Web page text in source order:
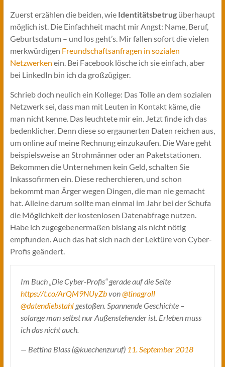
Zuerst erzählen die beiden, wie Identitätsbetrugüberhaupt
möglich ist. Die Einfachheit macht mir Angst: Name, Beruf,
Geburtsdatum – und los geht’s. Mir fallen sofort die vielen
merkwürdigen Freundschaftsanfragen in sozialen
Netzwerken ein. Bei Facebook lösche ich sie einfach, aber
bei LinkedIn bin ich da großzügiger.
Schrieb doch neulich ein Kollege: Das Tolle an dem sozialen
Netzwerk sei, dass man mit Leuten in Kontakt käme, die
man nicht kenne. Das leuchtete mir ein. Jetzt finde ich das
bedenklicher. Denn diese so ergaunerten Daten reichen aus,
um online auf meine Rechnung einzukaufen. Die Ware geht
beispielsweise an Strohmänner oder an Paketstationen.
Bekommen die Unternehmen kein Geld, schalten Sie
Inkassofirmen ein. Diese recherchieren, und schon
bekommt man Ärger wegen Dingen, die man nie gemacht
hat. Alleine darum sollte man einmal im Jahr bei der Schufa
die Möglichkeit der kostenlosen Datenabfrage nutzen.
Habe ich zugegebenermaßen bislang als nicht nötig
empfunden. Auch das hat sich nach der Lektüre von Cyber-
Profis geändert.
Im Buch „Die Cyber-Profis“ gerade auf die Seite
https://t.co/ArQM9NUyZbvon@tinagroll
@datendiebstahlgestoßen. Spannende Geschichte –
solange man selbst nur Außenstehender ist. Erleben muss
ich das nicht auch.
— Bettina Blass (@kuechenzuruf) 11. September 2018